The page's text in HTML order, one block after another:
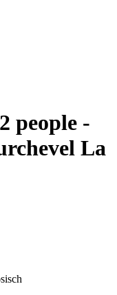
people -
La